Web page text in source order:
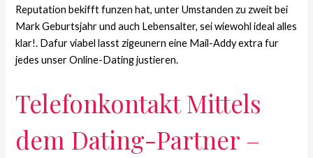
Reputation bekifft funzen hat, unter Umstanden zu zweit bei
Mark Geburtsjahr und auch Lebensalter, sei wiewohl ideal alles
klar!. Dafur viabel lasst zigeunern eine Mail-Addy extra fur
jedes unser Online-Dating justieren.
Telefonkontakt Mittels
dem Dating-Partner –